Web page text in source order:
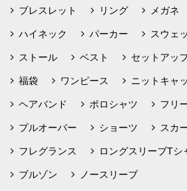
ブレスレット リング メガネ
ハイネック パーカー スウェ
ストール ベスト セットアッ
福袋 ワンピース ニットキャ
ヘアバンド ポロシャツ フリ
プルオーバー ショーツ スカ
フレグランス ロングスリーブTシ
ブルゾン ノースリーブ